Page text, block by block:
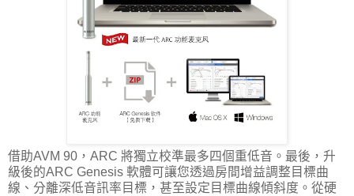
借助AVM 90，ARC 將獨立校準最多四個重低音。最後，升
級後的ARC Genesis 軟體可讓您透過房間增益調整目標曲
線、分離深低音訊率目標，甚至設定目標曲線傾斜度。從硬